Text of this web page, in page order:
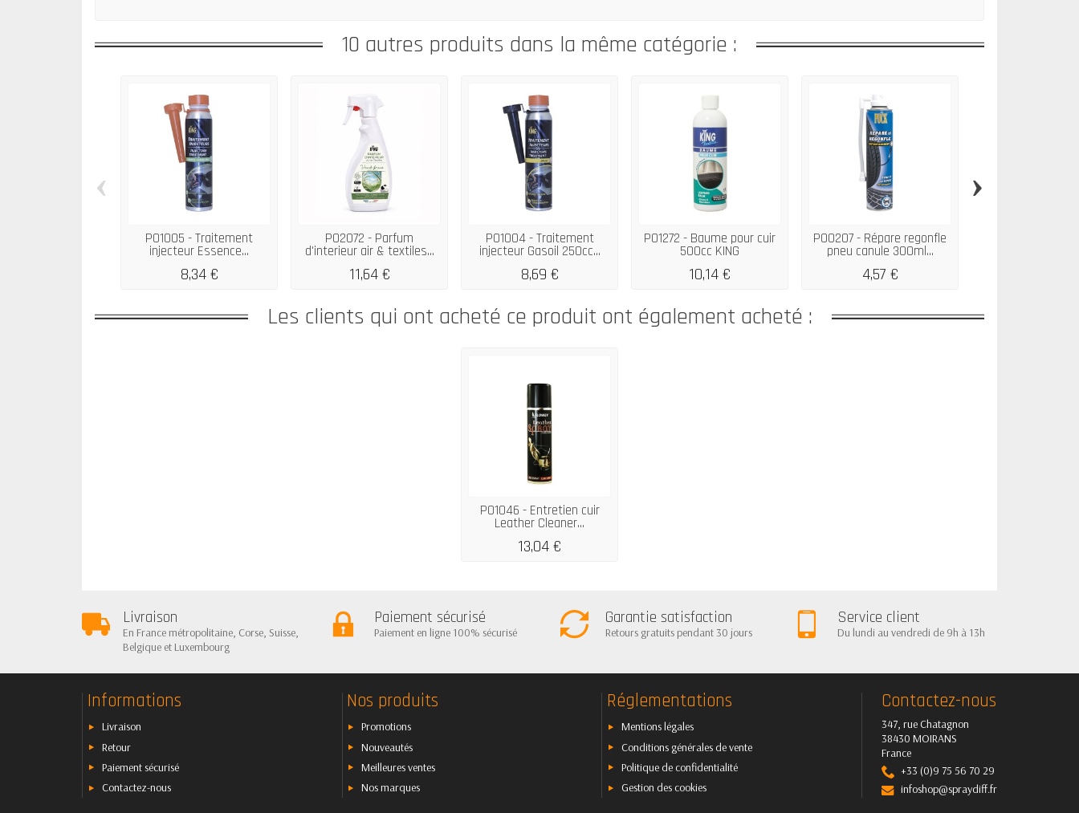
10 autres produits dans la même catégorie :
P01005 - Traitement
injecteur Essence...
8,34 €
P02072 - Parfum
d'interieur air & textiles...
11,64 €
P01004 - Traitement
injecteur Gasoil 250cc...
8,69 €
P01272 - Baume pour cuir
500cc KING
10,14 €
P00207 - Répare regonfle
pneu canule 300ml...
4,57 €
‹ ›
Les clients qui ont acheté ce produit ont également acheté :
P01046 - Entretien cuir
Leather Cleaner...
13,04 €
Livraison
En France métropolitaine, Corse, Suisse,
Belgique et Luxembourg
Paiement sécurisé
Paiement en ligne 100% sécurisé
Garantie satisfaction
Retours gratuits pendant 30 jours
Service client
Du lundi au vendredi de 9h à 13h
Informations
Livraison
Retour
Paiement sécurisé
Contactez-nous
Nos produits
Promotions
Nouveautés
Meilleures ventes
Nos marques
Réglementations
Mentions légales
Conditions générales de vente
Politique de confidentialité
Gestion des cookies
Contactez-nous
347, rue Chatagnon
38430 MOIRANS
France
+33 (0)9 75 56 70 29
infoshop@spraydiff.fr